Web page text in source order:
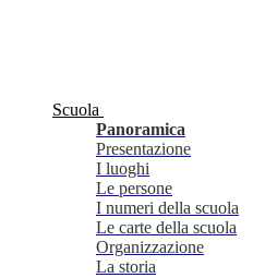
Scuola
Panoramica
Presentazione
I luoghi
Le persone
I numeri della scuola
Le carte della scuola
Organizzazione
La storia